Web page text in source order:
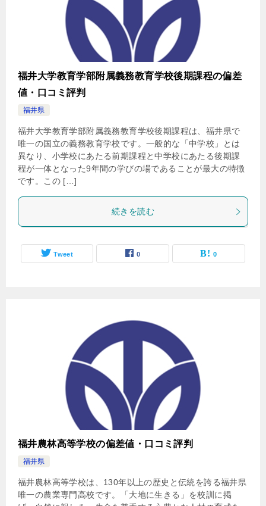
福井大学教育学部附属義務教育学校後期課程の偏差
値・口コミ評判
福井県
福井大学教育学部附属義務教育学校後期課程は、福井県で
唯一の国立の義務教育学校です。一般的な「中学校」とは
異なり、小学校にあたる前期課程と中学校にあたる後期課
程が一体となった9年間の学びの場であることが最大の特徴
です。この […]
続きを読む
Tweet 0 0
福井農林高等学校の偏差値・口コミ評判
福井県
福井農林高等学校は、130年以上の歴史と伝統を誇る福井県
唯一の農業専門高校です。「大地に生きる」を校訓に掲